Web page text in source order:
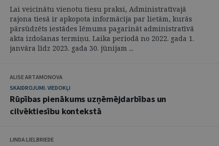
Lai veicinātu vienotu tiesu praksi, Administratīvajā
rajona tiesā ir apkopota informācija par lietām, kurās
pārsūdzēts iestādes lēmums pagarināt administratīvā
akta izdošanas termiņu. Laika periodā no 2022. gada 1.
janvāra līdz 2023. gada 30. jūnijam ...
ALISE ARTAMONOVA
SKAIDROJUMI. VIEDOKĻI
Rūpības pienākums uzņēmējdarbības un
cilvēktiesību kontekstā
LINDA LIELBRIEDE